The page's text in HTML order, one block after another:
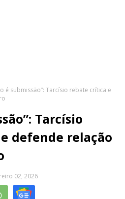
é submissão”: Tarcísio rebate crítica e
Tarcísio
defende relação
02, 2026